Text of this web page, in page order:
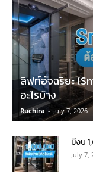
ลิฟท์อัจฉริยะ
อะไรบ้าง
Ruchira - July 7, 2026
มีงบ
July 7,